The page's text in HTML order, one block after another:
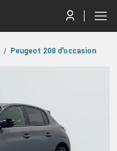
/ Peugeot 208 d'occasion